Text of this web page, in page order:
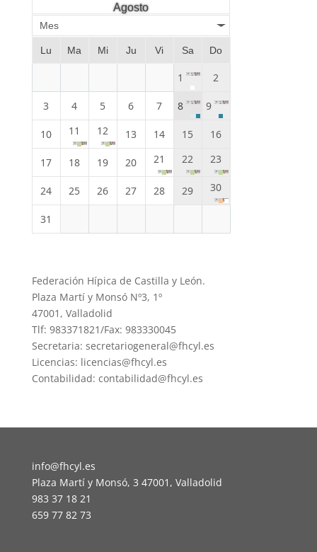
Agosto
Mes
Lu Ma Mi Ju Vi Sa Do
1 2
3 4 5 6 7 8 9
10 11 12 13 14 15 16
17 18 19 20 21 22 23
24 25 26 27 28 29 30
31
Federación Hípica de Castilla y León.
Plaza Martí y Monsó Nº3, 1º
47001, Valladolid
Tlf: 983371821/Fax: 983330045
Secretaria: secretariogeneral@fhcyl.es
Licencias: licencias@fhcyl.es
Contabilidad: contabilidad@fhcyl.es
info@fhcyl.es
Plaza Martí y Monsó, 3 47001, Valladolid
983 37 18 21
659 77 82 73